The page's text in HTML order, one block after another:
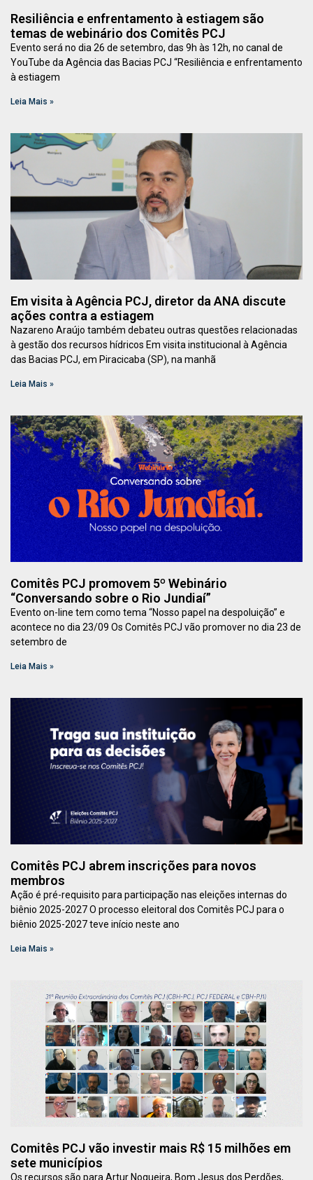
Resiliência e enfrentamento à estiagem são
temas de webinário dos Comitês PCJ
Evento será no dia 26 de setembro, das 9h às 12h, no canal de
YouTube da Agência das Bacias PCJ “Resiliência e enfrentamento
à estiagem
Leia Mais »
Em visita à Agência PCJ, diretor da ANA discute
ações contra a estiagem
Nazareno Araújo também debateu outras questões relacionadas
à gestão dos recursos hídricos Em visita institucional à Agência
das Bacias PCJ, em Piracicaba (SP), na manhã
Leia Mais »
Comitês PCJ promovem 5º Webinário
“Conversando sobre o Rio Jundiaí”
Evento on-line tem como tema “Nosso papel na despoluição” e
acontece no dia 23/09 Os Comitês PCJ vão promover no dia 23 de
setembro de
Leia Mais »
Comitês PCJ abrem inscrições para novos
membros
Ação é pré-requisito para participação nas eleições internas do
biênio 2025-2027 O processo eleitoral dos Comitês PCJ para o
biênio 2025-2027 teve início neste ano
Leia Mais »
Comitês PCJ vão investir mais R$ 15 milhões em
sete municípios
Os recursos são para Artur Nogueira, Bom Jesus dos Perdões,